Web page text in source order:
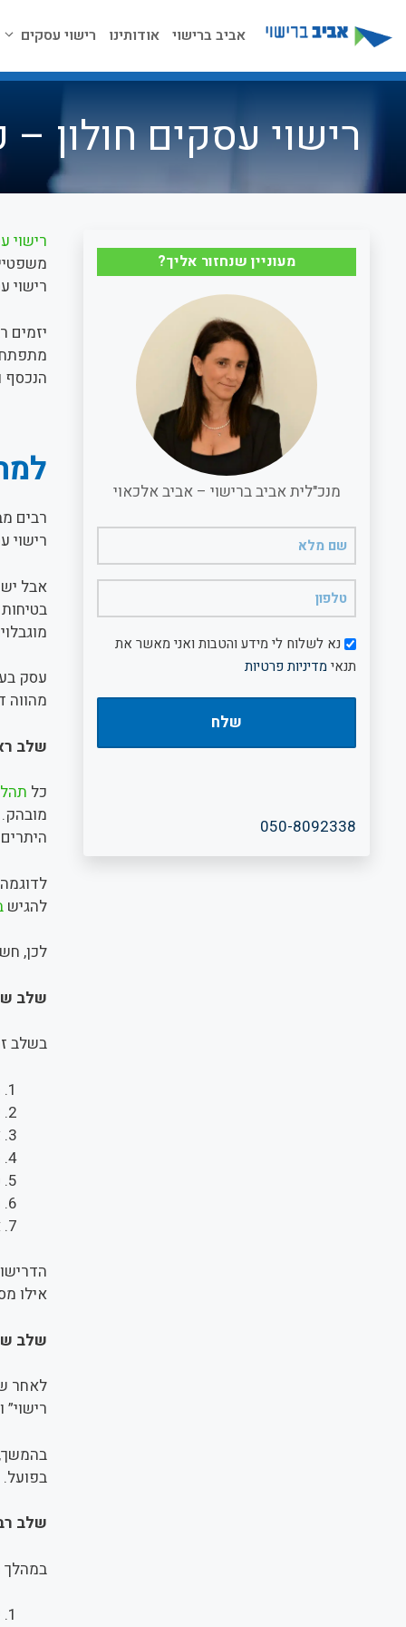
לתוכן
אביב ברישוי אודותינו רישוי עסקים
רישוי עסקים חולון
רישוי
רישוי
יזמים
הנכסף
רבים
רישוי
אבל יש
עסק
מהווה
שלב
כל
להגיש
לכן,
שלב
בשלב
אילו
שלב
לאחר
שלב
במהלך
מעוניין שנחזור אליך?
מנכ"לית אביב ברישוי – אביב אלכאוי
מלא
(חובה)
דיוורנא לשלוח לי מידע והטבות ואני מאשר את
תנאימדיניות פרטיות
050-8092338